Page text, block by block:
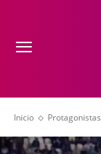
Inicio Protagonistas